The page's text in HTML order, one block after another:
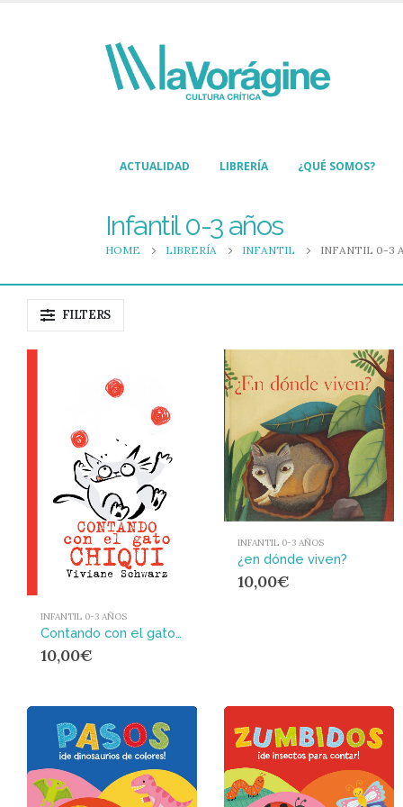
ACTUALIDAD LIBRERÍA ¿QUÉ SOMOS?
Infantil 0-3 años
HOME LIBRERÍA INFANTIL INFANTIL 0-3
FILTERS
INFANTIL 0-3 AÑOS
Contando con el gato Chiqui
10,00€
INFANTIL 0-3 AÑOS
¿en dónde viven?
10,00€